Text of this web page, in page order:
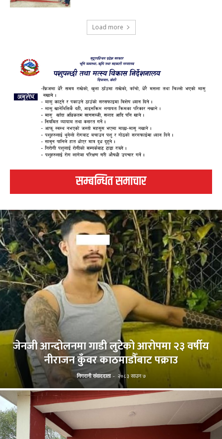
Load more
सम्बन्धित समाचार
जेनजी आन्दोलनमा गाडी लुटेको आरोपमा २३ वर्षीय
नीराजन कुँवर काठमाडौँबाट पक्राउ
निगरानी संवाददाता - २०८३ साउन ७